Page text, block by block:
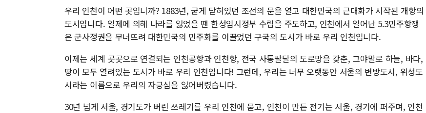
우리 인천이 어떤 곳입니까? 1883년, 굳게 닫혀있던 조선의 문을 열고 대한민국의 근대화가 시작된 개항의
도시입니다. 일제에 의해 나라를 잃었을 땐 한성임시정부 수립을 주도하고, 인천에서 일어난 5.3민주항쟁
은 군사정권을 무너뜨려 대한민국의 민주화를 이끌었던 구국의 도시가 바로 우리 인천입니다.
이제는 세계 곳곳으로 연결되는 인천공항과 인천항, 전국 사통팔달의 도로망을 갖춘, 그야말로 하늘, 바다,
땅이 모두 열려있는 도시가 바로 우리 인천입니다! 그런데, 우리는 너무 오랫동안 서울의 변방도시, 위성도
시라는 이름으로 우리의 자긍심을 잃어버렸습니다.
30년 넘게 서울, 경기도가 버린 쓰레기를 우리 인천에 묻고, 인천이 만든 전기는 서울, 경기에 퍼주며, 인천